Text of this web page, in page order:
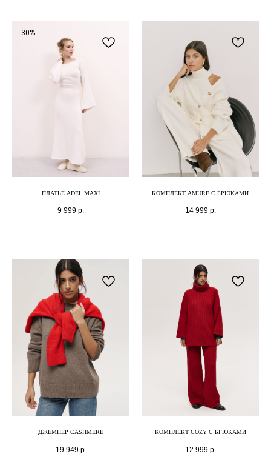
-30%
ПЛАТЬЕ ADEL MAXI
9 999 р.
КОМПЛЕКТ AMURE С БРЮКАМИ
14 999 р.
ДЖЕМПЕР CASHMERE
19 949 р.
КОМПЛЕКТ COZY С БРЮКАМИ
12 999 р.